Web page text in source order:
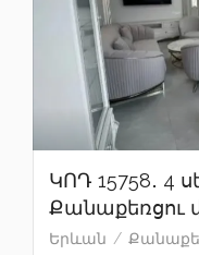
ԿՈԴ 15758․ 4
Քանաքեռցու
Երևան